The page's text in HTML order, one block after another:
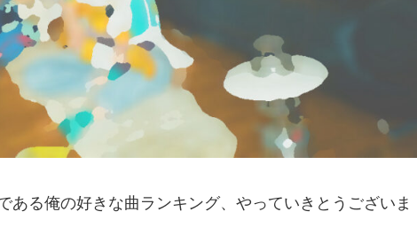
ある俺の好きな曲ランキング、やっていきとうございま